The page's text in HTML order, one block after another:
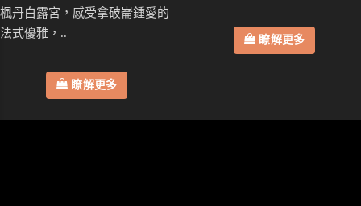
楓丹白露宮，感受拿破崙鍾愛的
法式優雅，..
瞭解更多
瞭解更多